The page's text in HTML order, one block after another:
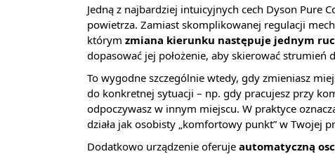
Jedną z najbardziej intuicyjnych cech Dyson Pure
powietrza. Zamiast skomplikowanej regulacji
którym zmiana kierunku następuje jednym
dopasować jej położenie, aby skierować strumień
To wygodne szczególnie wtedy, gdy zmieniasz
do konkretnej sytuacji – np. gdy pracujesz przy
odpoczywasz w innym miejscu. W praktyce
działa jak osobisty „komfortowy punkt” w Twojej
Dodatkowo urządzenie oferuje automatyczną